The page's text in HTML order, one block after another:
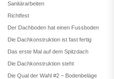
Sanitärarbeiten
Richtfest
Der Dachboden hat einen Fussboden
Die Dachkonstruktion ist fast fertig
Das erste Mal auf dem Spitzdach
Die Dachkonstruktion steht
Die Qual der Wahl #2 – Bodenbeläge